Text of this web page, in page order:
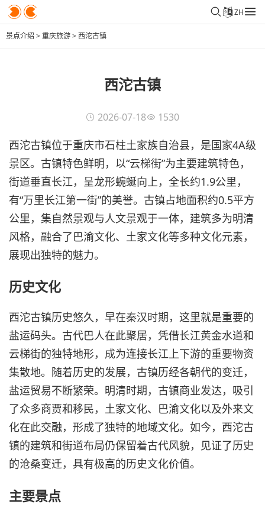
ZH
景点介绍 >重庆旅游>西沱古镇
西沱古镇
2026-07-18 1530
西沱古镇位于重庆市石柱土家族自治县，是国家4A级
景区。古镇特色鲜明，以“云梯街”为主要建筑特色，
街道垂直长江，呈龙形蜿蜒向上，全长约1.9公里，
有“万里长江第一街”的美誉。古镇占地面积约0.5平方
公里，集自然景观与人文景观于一体，建筑多为明清
风格，融合了巴渝文化、土家文化等多种文化元素，
展现出独特的魅力。
历史文化
西沱古镇历史悠久，早在秦汉时期，这里就是重要的
盐运码头。古代巴人在此聚居，凭借长江黄金水道和
云梯街的独特地形，成为连接长江上下游的重要物资
集散地。随着历史的发展，古镇历经各朝代的变迁，
盐运贸易不断繁荣。明清时期，古镇商业发达，吸引
了众多商贾和移民，土家文化、巴渝文化以及外来文
化在此交融，形成了独特的地域文化。如今，西沱古
镇的建筑和街道布局仍保留着古代风貌，见证了历史
的沧桑变迁，具有极高的历史文化价值。
主要景点